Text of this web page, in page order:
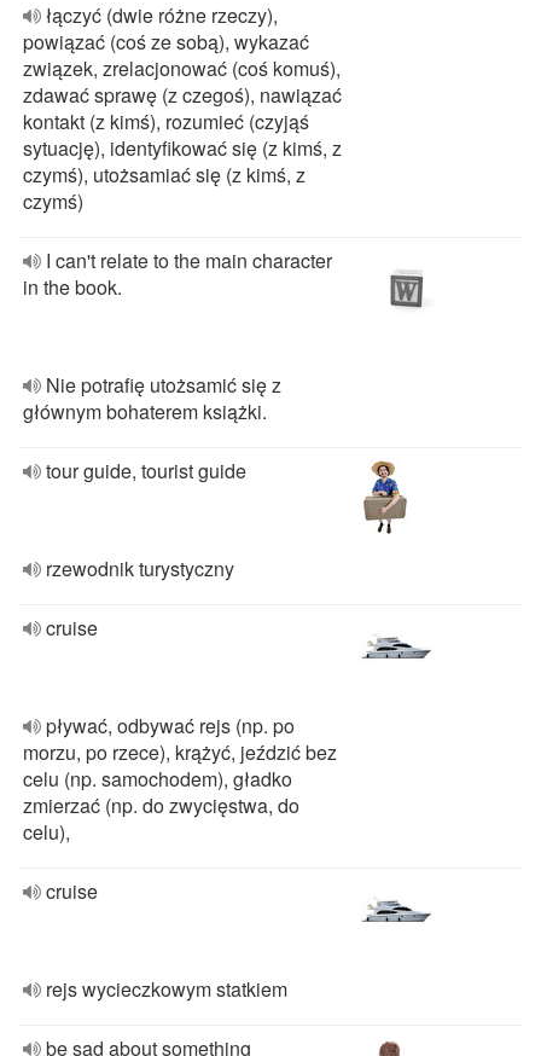
łączyć (dwie różne rzeczy),
powiązać (coś ze sobą), wykazać
związek, zrelacjonować (coś komuś),
zdawać sprawę (z czegoś), nawiązać
kontakt (z kimś), rozumieć (czyjąś
sytuację), identyfikować się (z kimś, z
czymś), utożsamiać się (z kimś, z
czymś)
I can't relate to the main character
in the book.
Nie potrafię utożsamić się z
głównym bohaterem książki.
tour guide, tourist guide
rzewodnik turystyczny
cruise
pływać, odbywać rejs (np. po
morzu, po rzece), krążyć, jeździć bez
celu (np. samochodem), gładko
zmierzać (np. do zwycięstwa, do
celu),
cruise
rejs wycieczkowym statkiem
be sad about something